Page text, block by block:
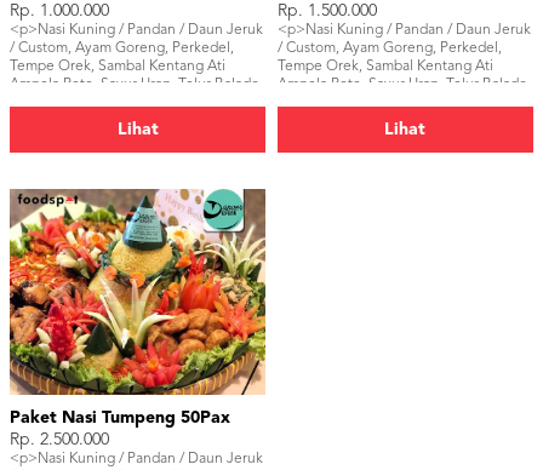
Rp. 1.000.000
<p>Nasi Kuning / Pandan / Daun Jeruk
/ Custom, Ayam Goreng, Perkedel,
Tempe Orek, Sambal Kentang Ati
Ampela Pete, Sayur Urap, Telur Balado.
</p>
Lihat
Rp. 1.500.000
<p>Nasi Kuning / Pandan / Daun Jeruk
/ Custom, Ayam Goreng, Perkedel,
Tempe Orek, Sambal Kentang Ati
Ampela Pete, Sayur Urap, Telur Balado.
</p>
Lihat
Paket Nasi Tumpeng 50Pax
Rp. 2.500.000
<p>Nasi Kuning / Pandan / Daun Jeruk